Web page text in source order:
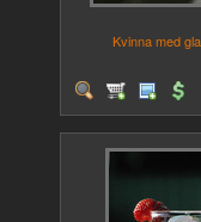
Kvinna med